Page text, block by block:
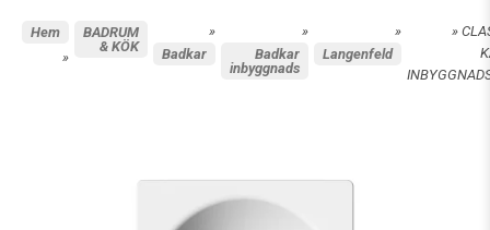
Hem
»
BADRUM
& KÖK
»
Badkar
»
Badkar
inbyggnads
»
Langenfeld
»